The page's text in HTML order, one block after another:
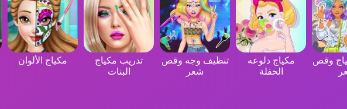
وقص
مكياج دلوعه
الحفلة
تنظيف وجه وقص
شعر
تدريب مكياج
البنات
مكياج الألوان